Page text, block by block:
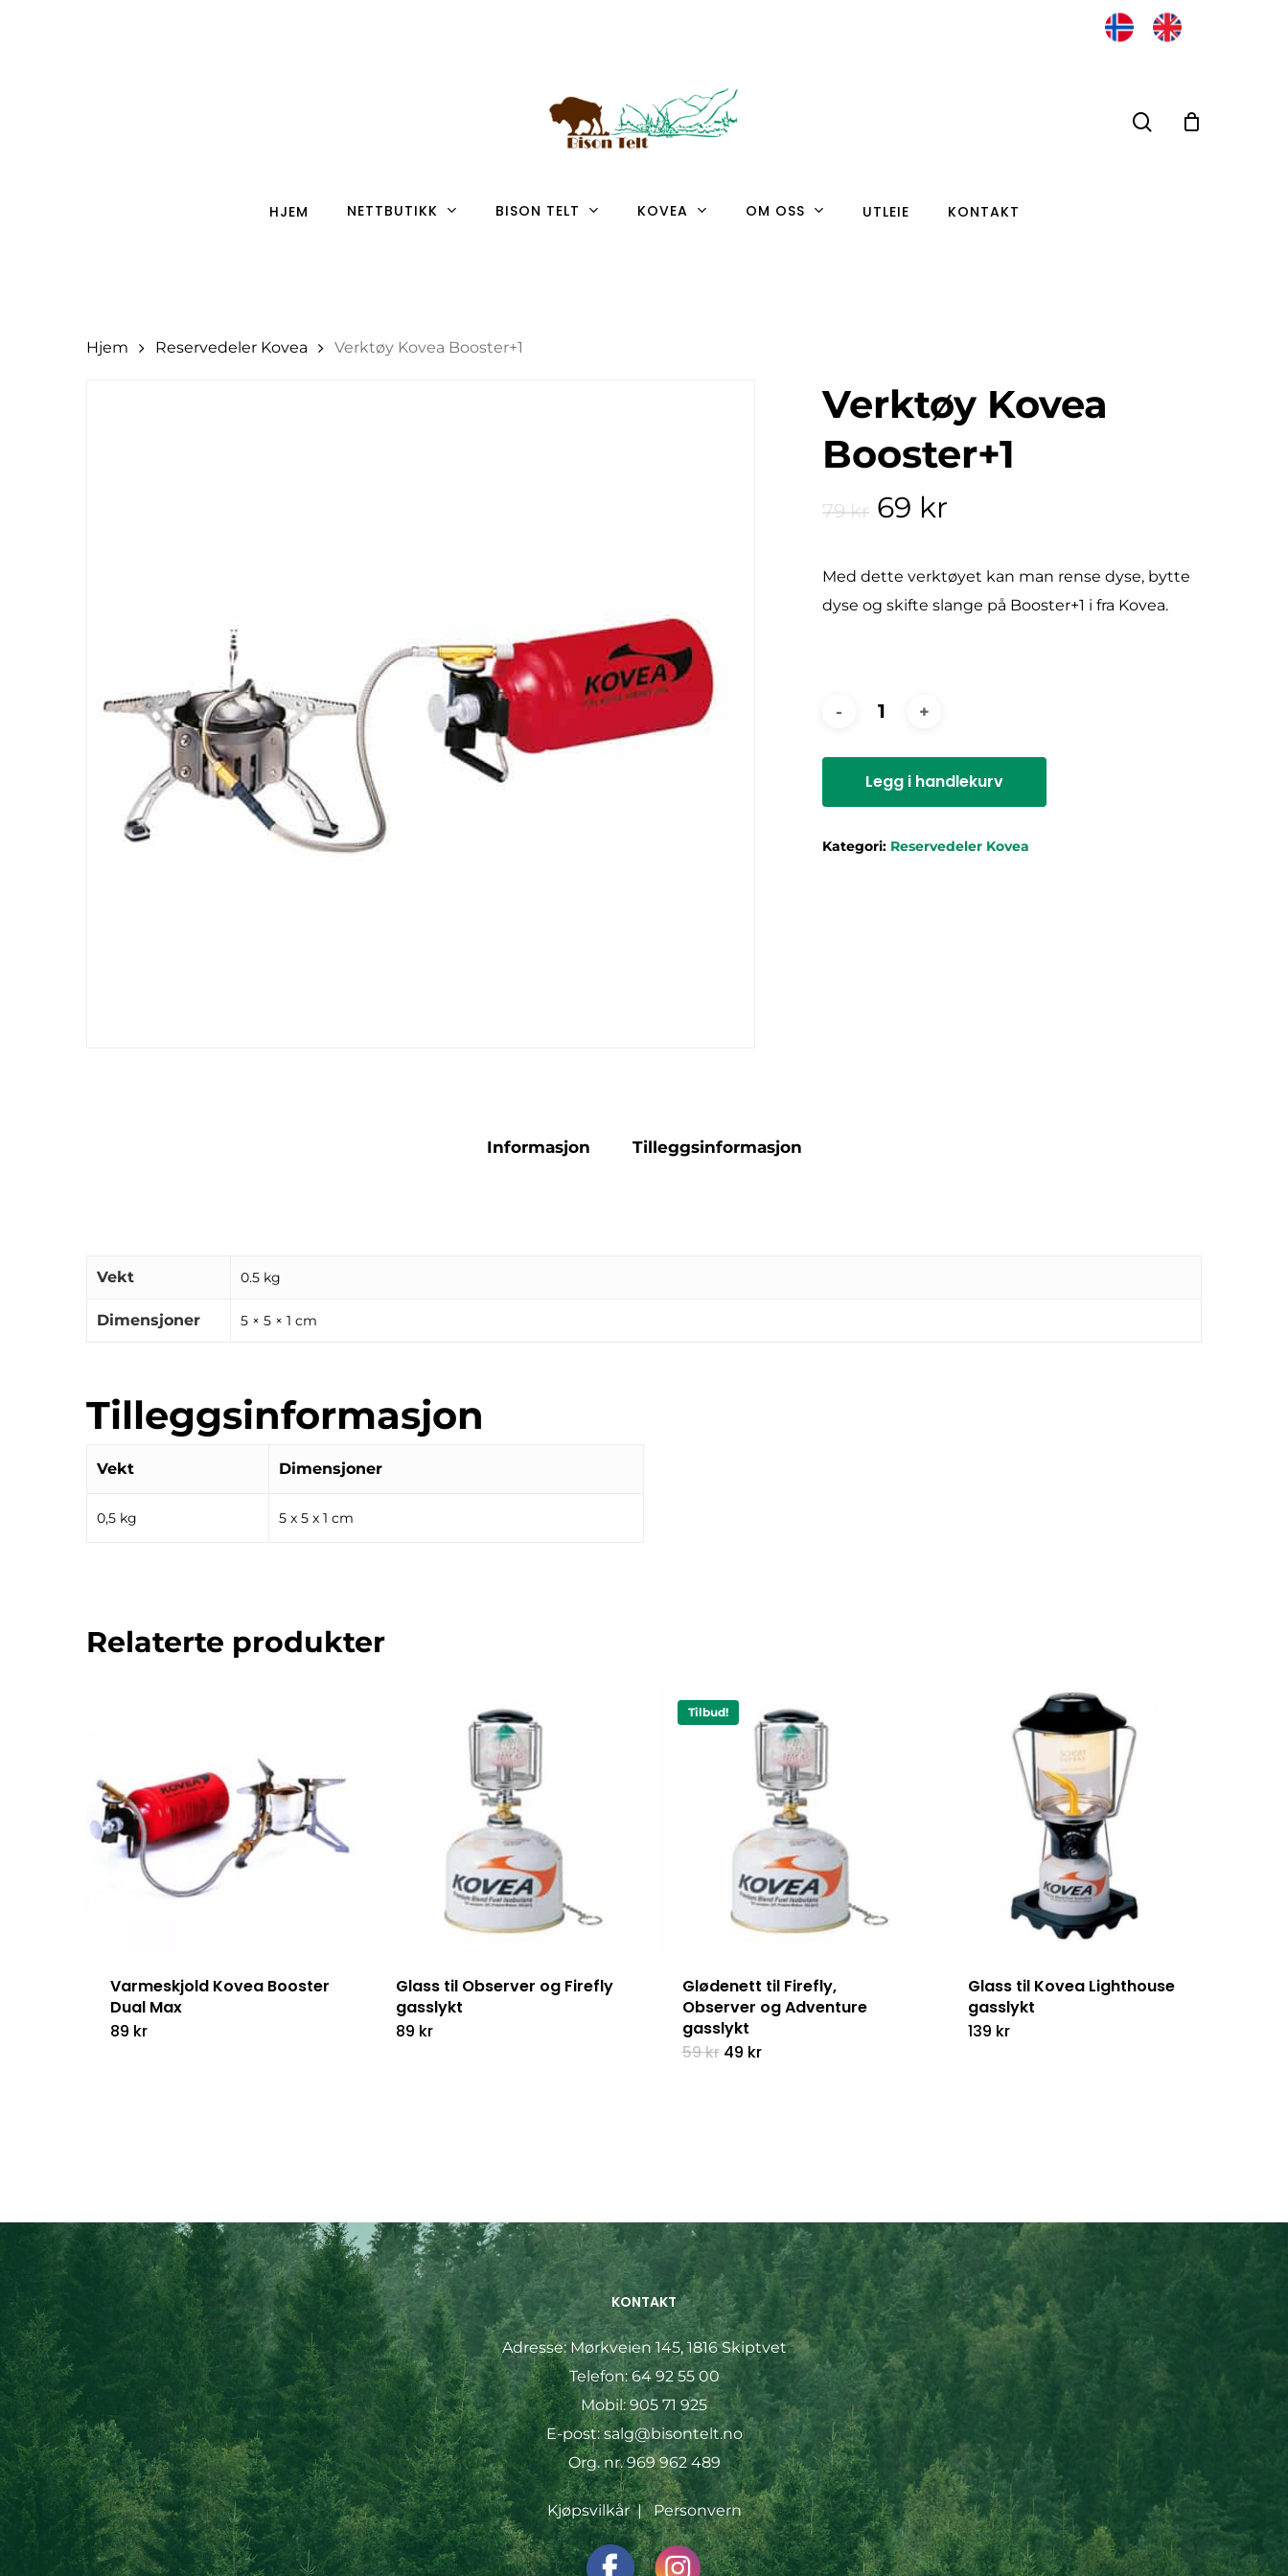
search
HJEM NETTBUTIKK BISON TELT KOVEA OM OSS UTLEIE KONTAKT
Hjem Reservedeler Kovea Verktøy Kovea Booster+1
Verktøy Kovea
Booster+1
79kr Opprinnelig
var:
79 kr.
69 kr
er:
69 kr.
Med dette verktøyet kan man rense dyse, bytte
dyse og skifte slange på Booster+1 i fra Kovea.
Legg i handlekurv
Kategori: Reservedeler Kovea
Informasjon Tilleggsinformasjon
Vekt 0.5 kg
Dimensjoner 5 × 5 × 1 cm
Tilleggsinformasjon
Vekt Dimensjoner
0,5 kg 5 x 5 x 1 cm
Relaterte produkter
Varmeskjold Kovea Booster
Dual Max
89 kr
Glass til Observer og Firefly
gasslykt
89 kr
Tilbud!
Glødenett til Firefly,
Observer og Adventure
gasslykt
59kr Opprinnelig
49 krNåværende
Glass til Kovea Lighthouse
gasslykt
139 kr
KONTAKT
Adresse:Mørkveien 145, 1816 Skiptvet
Telefon:64 92 55 00
Mobil:905 71 925
E-post:salg@bisontelt.no
Org. nr. 969 962 489
Kjøpsvilkår|Personvern